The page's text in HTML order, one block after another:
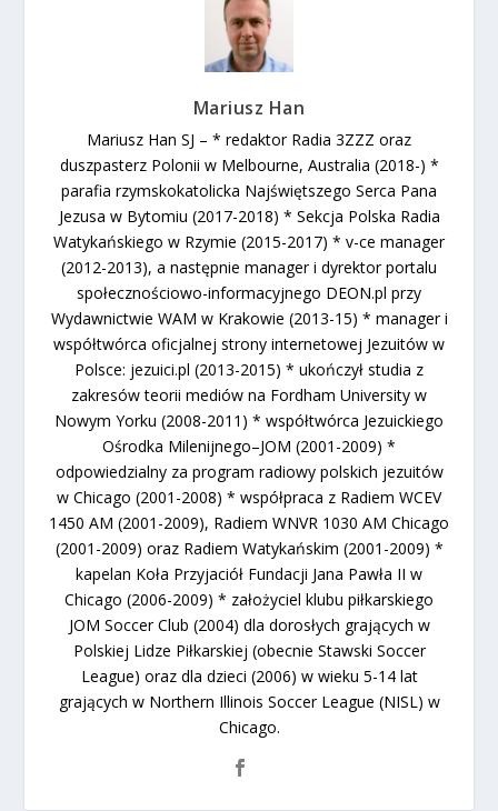
Mariusz Han
Mariusz Han SJ – * redaktor Radia 3ZZZ oraz
duszpasterz Polonii w Melbourne, Australia (2018-) *
parafia rzymskokatolicka Najświętszego Serca Pana
Jezusa w Bytomiu (2017-2018) * Sekcja Polska Radia
Watykańskiego w Rzymie (2015-2017) * v-ce manager
(2012-2013), a następnie manager i dyrektor portalu
społecznościowo-informacyjnego DEON.pl przy
Wydawnictwie WAM w Krakowie (2013-15) * manager i
współtwórca oficjalnej strony internetowej Jezuitów w
Polsce: jezuici.pl (2013-2015) * ukończył studia z
zakresów teorii mediów na Fordham University w
Nowym Yorku (2008-2011) * współtwórca Jezuickiego
Ośrodka Milenijnego–JOM (2001-2009) *
odpowiedzialny za program radiowy polskich jezuitów
w Chicago (2001-2008) * współpraca z Radiem WCEV
1450 AM (2001-2009), Radiem WNVR 1030 AM Chicago
(2001-2009) oraz Radiem Watykańskim (2001-2009) *
kapelan Koła Przyjaciół Fundacji Jana Pawła II w
Chicago (2006-2009) * założyciel klubu piłkarskiego
JOM Soccer Club (2004) dla dorosłych grających w
Polskiej Lidze Piłkarskiej (obecnie Stawski Soccer
League) oraz dla dzieci (2006) w wieku 5-14 lat
grających w Northern Illinois Soccer League (NISL) w
Chicago.